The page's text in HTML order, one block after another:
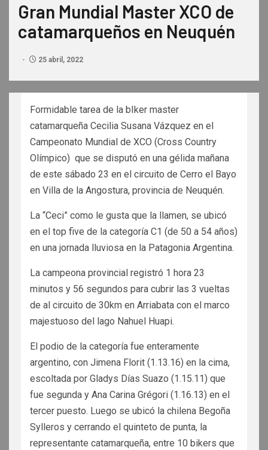
Gran Mundial Master XCO de
catamarqueños en Neuquén
25 abril, 2022
Formidable tarea de la bIker master
catamarqueña Cecilia Susana Vázquez en el
Campeonato Mundial de XCO (Cross Country
Olímpico) que se disputó en una gélida mañana
de este sábado 23 en el circuito de Cerro el Bayo
en Villa de la Angostura, provincia de Neuquén.
La “Ceci” como le gusta que la llamen, se ubicó
en el top five de la categoría C1 (de 50 a 54 años)
en una jornada lluviosa en la Patagonia Argentina.
La campeona provincial registró 1 hora 23
minutos y 56 segundos para cubrir las 3 vueltas
de al circuito de 30km en Arriabata con el marco
majestuoso del lago Nahuel Huapi.
El podio de la categoría fue enteramente
argentino, con Jimena Florit (1.13.16) en la cima,
escoltada por Gladys Días Suazo (1.15.11) que
fue segunda y Ana Carina Grégori (1.16.13) en el
tercer puesto. Luego se ubicó la chilena Begoña
Sylleros y cerrando el quinteto de punta, la
representante catamarqueña, entre 10 bikers que